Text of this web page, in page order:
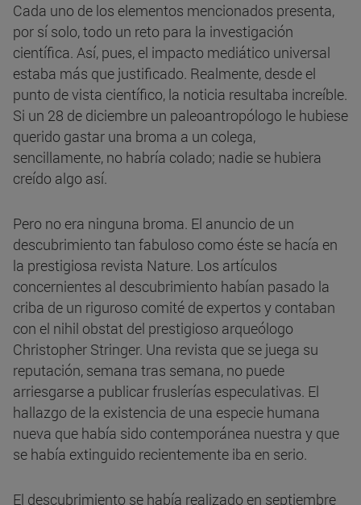
Cada uno de los elementos mencionados presenta,
por sí solo, todo un reto para la investigación
científica. Así, pues, el impacto mediático universal
estaba más que justificado. Realmente, desde el
punto de vista científico, la noticia resultaba increíble.
Si un 28 de diciembre un paleoantropólogo le hubiese
querido gastar una broma a un colega,
sencillamente, no habría colado; nadie se hubiera
creído algo así.
Pero no era ninguna broma. El anuncio de un
descubrimiento tan fabuloso como éste se hacía en
la prestigiosa revista Nature. Los artículos
concernientes al descubrimiento habían pasado la
criba de un riguroso comité de expertos y contaban
con el nihil obstat del prestigioso arqueólogo
Christopher Stringer. Una revista que se juega su
reputación, semana tras semana, no puede
arriesgarse a publicar fruslerías especulativas. El
hallazgo de la existencia de una especie humana
nueva que había sido contemporánea nuestra y que
se había extinguido recientemente iba en serio.
El descubrimiento se había realizado en septiembre